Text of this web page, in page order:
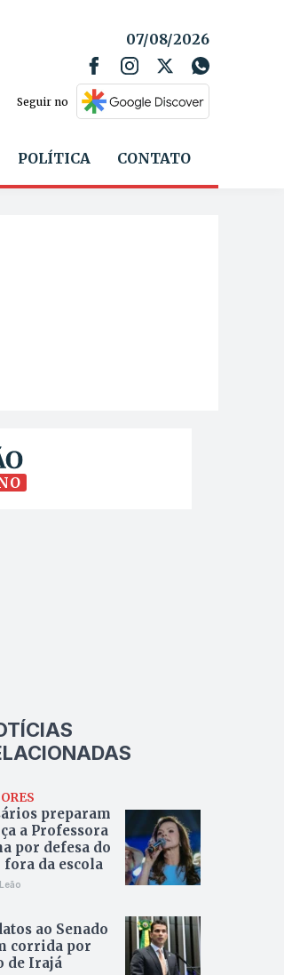
07/08/2026
Seguir no
POLÍTICA CONTATO
preparam
a Professora
por defesa do
da escola
ao Senado
corrida por
de Irajá